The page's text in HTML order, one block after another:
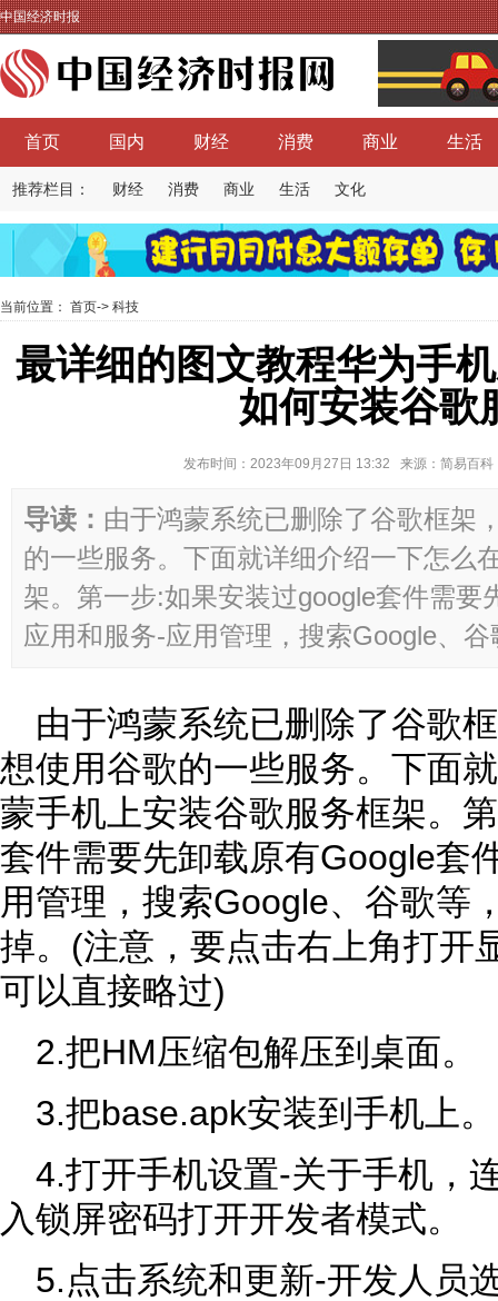
中国经济时报
首页 国内 财经 消费 商业 生活
推荐栏目： 财经 消费 商业 生活 文化
当前位置： 首页-> 科技
最详细的图文教程华为手
如何安装谷歌
发布时间：2023年09月27日 13:32 来源：简易百
导读： 由于鸿蒙系统已删除了谷歌框架
的一些服务。下面就详细介绍一下怎么
架。第一步:如果安装过google套件需要
应用和服务-应用管理，搜索Google、
由于鸿蒙系统已删除了谷歌
想使用谷歌的一些服务。下面
蒙手机上安装谷歌服务框架。
套件需要先卸载原有Google套
用管理，搜索Google、谷歌等
掉。(注意，要点击右上角打开
可以直接略过)
2.把HM压缩包解压到桌面。
3.把base.apk安装到手机上。
4.打开手机设置-关于手机，
入锁屏密码打开开发者模式。
5.点击系统和更新-开发人员